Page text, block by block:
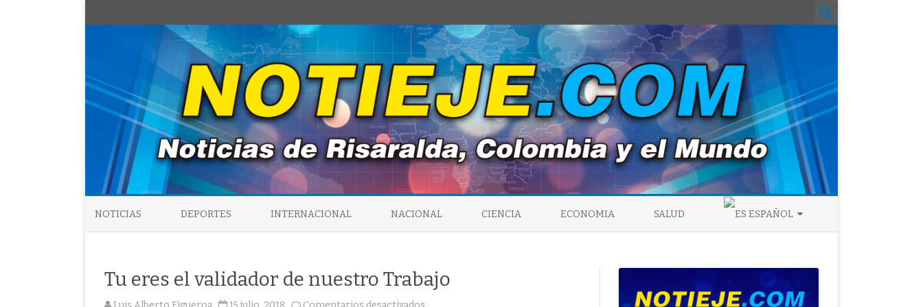
NOTICIAS DEPORTES INTERNACIONAL NACIONAL CIENCIA ECONOMIA SALUD ESPAÑOL
ESPAÑOL
Tu eres el validador de nuestro Trabajo